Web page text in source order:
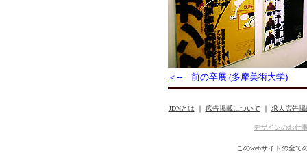
＜-- 前の卒展 (多摩美術大学)
JDNとは ｜ 広告掲載について ｜ 求人広告掲
デザインのお仕
このwebサイトの全て